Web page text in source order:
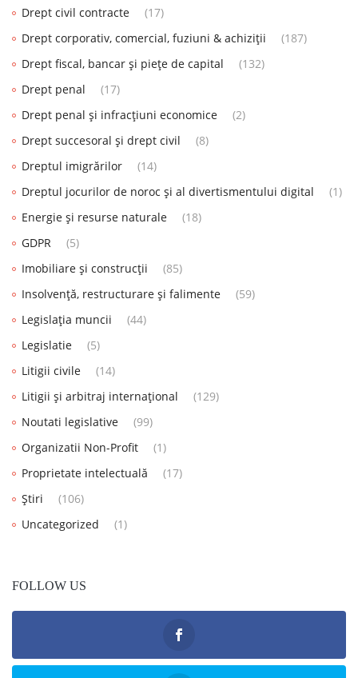
Drept civil contracte
(17)
Drept corporativ, comercial, fuziuni & achiziții
(187)
Drept fiscal, bancar și piețe de capital
(132)
Drept penal
(17)
Drept penal și infracțiuni economice
(2)
Drept succesoral și drept civil
(8)
Dreptul imigrărilor
(14)
Dreptul jocurilor de noroc și al divertismentului digital
(1)
Energie și resurse naturale
(18)
GDPR
(5)
Imobiliare și construcții
(85)
Insolvență, restructurare și falimente
(59)
Legislația muncii
(44)
Legislatie
(5)
Litigii civile
(14)
Litigii și arbitraj internațional
(129)
Noutati legislative
(99)
Organizatii Non-Profit
(1)
Proprietate intelectuală
(17)
Știri
(106)
Uncategorized
(1)
FOLLOW US